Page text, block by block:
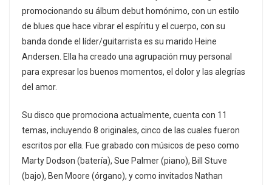
promocionando su álbum debut homónimo, con un estilo
de blues que hace vibrar el espíritu y el cuerpo, con su
banda donde el líder/guitarrista es su marido Heine
Andersen. Ella ha creado una agrupación muy personal
para expresar los buenos momentos, el dolor y las alegrías
del amor.
Su disco que promociona actualmente, cuenta con 11
temas, incluyendo 8 originales, cinco de las cuales fueron
escritos por ella. Fue grabado con músicos de peso como
Marty Dodson (batería), Sue Palmer (piano), Bill Stuve
(bajo), Ben Moore (órgano), y como invitados Nathan